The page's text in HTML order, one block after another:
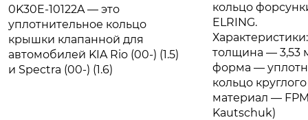
0K30E-10122A — это
уплотнительное кольцо
крышки клапанной для
автомобилей KIA Rio (00-) (1.5)
и Spectra (00-) (1.6)
кольцо
ELRING.
Характеристики:
толщина — 3,53
форма —
кольцо
материал —
Kautschuk)